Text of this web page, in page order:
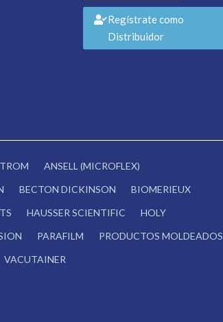
Regístrate como
Distribuidor
ANSELL (MICROFLEX)
BECTON DICKINSON
BIOMERIEUX
HAUSSER SCIENTIFIC
HOLY
PARAFILM
PRODUCTOS MOLDEADOS
VACUTAINER